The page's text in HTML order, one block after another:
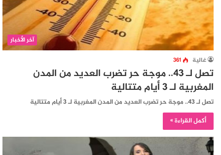
آخر الأخبار
غالية 361
تصل لـ 43.. موجة حر تضرب العديد من المدن
المغربية لـ 3 أيام متتالية
تصل لـ 43.. موجة حر تضرب العديد من المدن المغربية لـ 3 أيام متتالية
أكمل القراءة »